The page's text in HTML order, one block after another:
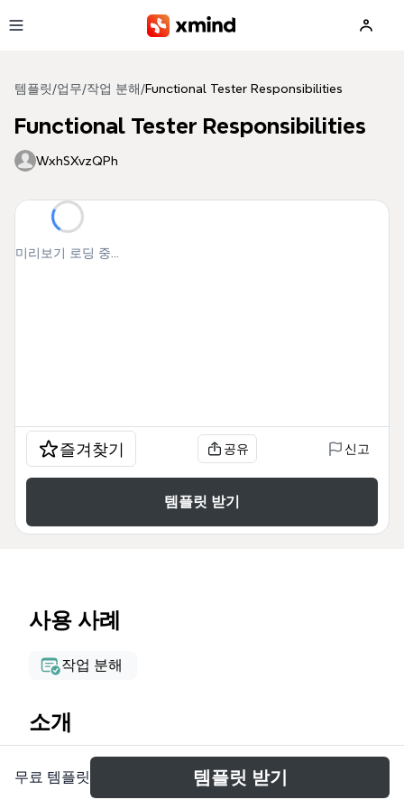
템플릿 /업무/작업 분해 /Functional Tester Responsibilities
Functional Tester Responsibilities
WxhSXvzQPh
미리보기 로딩 중...
즐겨찾기 공유 신고
템플릿 받기
사용 사례
작업 분해
소개
The Functional Tester Responsibilities mind map
template organizes 57 nodes across 11 top-level
무료 템플릿 템플릿 받기